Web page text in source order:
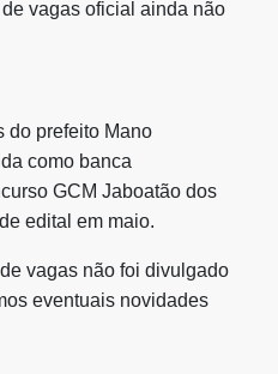
vagas oficial ainda não
do prefeito Mano
como banca
GCM Jaboatão dos
edital em maio.
vagas não foi divulgado
eventuais novidades